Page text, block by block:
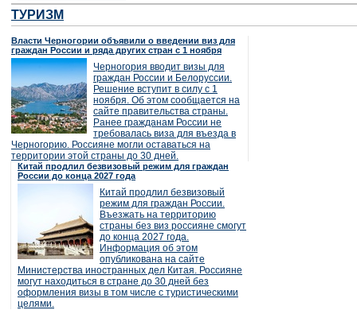
ТУРИЗМ
Власти Черногории объявили о введении виз для
граждан России и ряда других стран с 1 ноября
Черногория вводит визы для
граждан России и Белоруссии.
Решение вступит в силу с 1
ноября. Об этом сообщается на
сайте правительства страны.
Ранее гражданам России не
требовалась виза для въезда в
Черногорию. Россияне могли оставаться на
территории этой страны до 30 дней.
Китай продлил безвизовый режим для граждан
России до конца 2027 года
Китай продлил безвизовый
режим для граждан России.
Въезжать на территорию
страны без виз россияне смогут
до конца 2027 года.
Информация об этом
опубликована на сайте
Министерства иностранных дел Китая. Россияне
могут находиться в стране до 30 дней без
оформления визы в том числе с туристическими
целями.